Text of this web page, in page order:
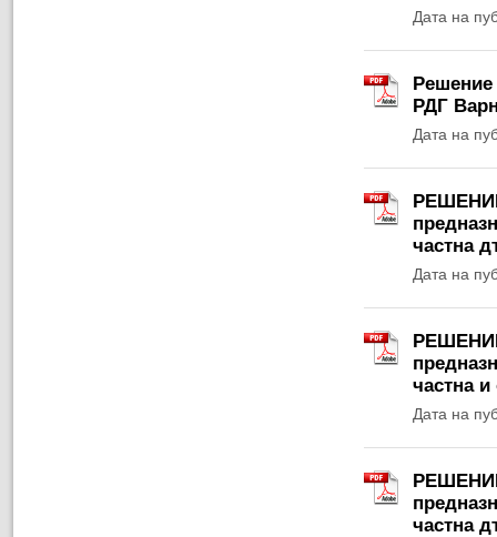
Дата на
Решение
РДГ
Дата на
частна
Дата на
РЕШЕНИЕ
частна
Дата на
РЕШЕНИЕ
частна